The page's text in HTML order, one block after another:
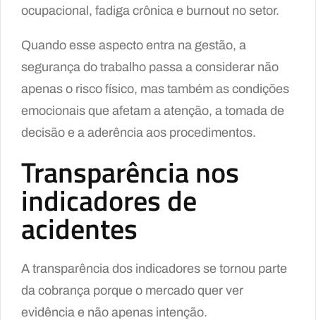
ocupacional, fadiga crônica e burnout no setor.
Quando esse aspecto entra na gestão, a
segurança do trabalho passa a considerar não
apenas o risco físico, mas também as condições
emocionais que afetam a atenção, a tomada de
decisão e a aderência aos procedimentos.
Transparência nos
indicadores de
acidentes
A transparência dos indicadores se tornou parte
da cobrança porque o mercado quer ver
evidência e não apenas intenção.